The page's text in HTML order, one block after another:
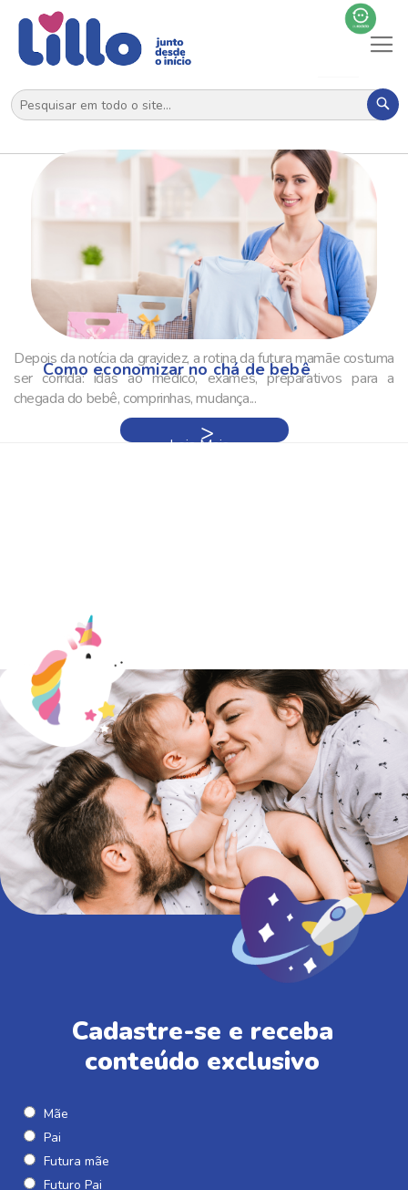
Como economizar no chá de bebê
Depois da notícia da gravidez, a rotina da futura mamãe costuma
ser corrida: idas ao médico, exames, preparativos para a
chegada do bebê, comprinhas, mudança...
Leia Mais »
Cadastre-se e receba
conteúdo exclusivo
Mãe
Pai
Futura mãe
Futuro Pai